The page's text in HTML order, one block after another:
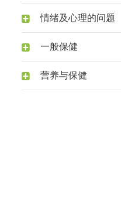
情绪及心理的问题
一般保健
营养与保健